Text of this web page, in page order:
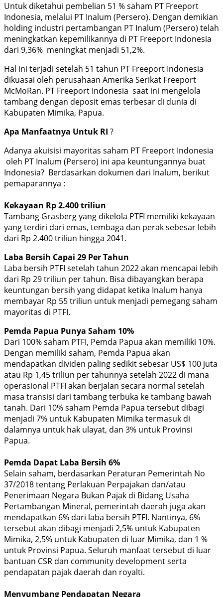
Untuk diketahui pembelian 51 % saham PT Freeport
Indonesia, melalui PT Inalum (Persero). Dengan demikian
holding industri pertambangan PT Inalum (Persero) telah
meningkatkan kepemilikannya di PT Freeport Indonesia
dari 9,36% meningkat menjadi 51,2%.
Hal ini terjadi setelah 51 tahun PT Freeport Indonesia
dikuasai oleh perusahaan Amerika Serikat Freeport
McMoRan. PT Freeport Indonesia saat ini mengelola
tambang dengan deposit emas terbesar di dunia di
Kabupaten Mimika, Papua.
Apa Manfaatnya Untuk RI ?
Adanya akuisisi mayoritas saham PT Freeport Indonesia
oleh PT Inalum (Persero) ini apa keuntungannya buat
Indonesia? Berdasarkan dokumen dari Inalum, berikut
pemaparannya :
Kekayaan Rp 2.400 triliun
Tambang Grasberg yang dikelola PTFI memiliki kekayaan
yang terdiri dari emas, tembaga dan perak sebesar lebih
dari Rp 2.400 triliun hingga 2041.
Laba Bersih Capai 29 Per Tahun
Laba bersih PTFI setelah tahun 2022 akan mencapai lebih
dari Rp 29 triliun per tahun. Bisa dibayangkan berapa
keuntungan bersih yang didapat ketika Inalum hanya
membayar Rp 55 triliun untuk menjadi pemegang saham
mayoritas di PTFI.
Pemda Papua Punya Saham 10%
Dari 100% saham PTFI, Pemda Papua akan memiliki 10%.
Dengan memiliki saham, Pemda Papua akan
mendapatkan dividen paling sedikit sebesar US$ 100 juta
atau Rp 1,45 triliun per tahunnya setelah 2022 di mana
operasional PTFI akan berjalan secara normal setelah
masa transisi dari tambang terbuka ke tambang bawah
tanah. Dari 10% saham Pemda Papua tersebut dibagi
menjadi 7% untuk Kabupaten Mimika termasuk di
dalamnya untuk hak ulayat, dan 3% untuk Provinsi
Papua.
Pemda Dapat Laba Bersih 6%
Selain saham, berdasarkan Peraturan Pemerintah No
37/2018 tentang Perlakuan Perpajakan dan/atau
Penerimaan Negara Bukan Pajak di Bidang Usaha
Pertambangan Mineral, pemerintah daerah juga akan
mendapatkan 6% dari laba bersih PTFI. Nantinya, 6%
tersebut akan dibagi menjadi 2,5% untuk Kabupaten
Mimika, 2,5% untuk Kabupaten di luar Mimika, dan 1 %
untuk Provinsi Papua. Seluruh manfaat tersebut di luar
bantuan CSR dan community development serta
pendapatan pajak daerah dan royalti.
Menyumbang Pendapatan Negara